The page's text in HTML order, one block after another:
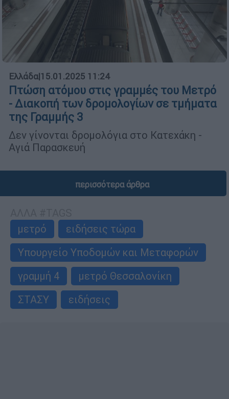
Ελλάδα|15.01.2025 11:24
Πτώση ατόμου στις γραμμές του Μετρό
- Διακοπή των δρομολογίων σε τμήματα
της Γραμμής 3
Δεν γίνονται δρομολόγια στο Κατεχάκη -
Αγιά Παρασκευή
περισσότερα άρθρα
μετρό
ειδήσεις τώρα
Υπουργείο Υποδομών και Μεταφορών
γραμμή 4
μετρό Θεσσαλονίκη
ΣΤΑΣΥ
ειδήσεις